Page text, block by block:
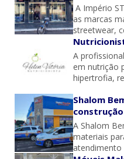
A Império
as marcas
streetwear,
A
em nutrição
hipertrofia,
Shalom
construção
A Shalom
materiais
atendimento